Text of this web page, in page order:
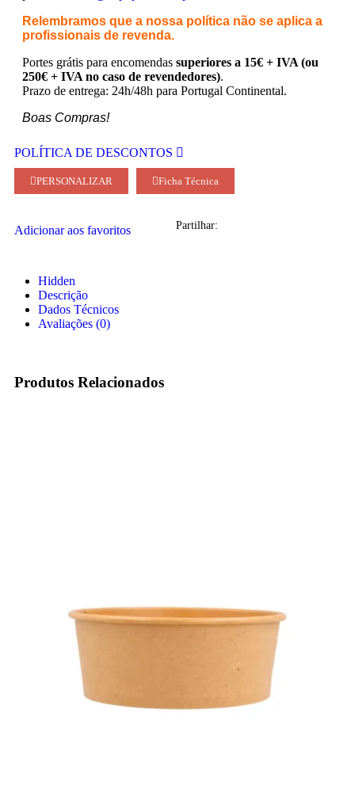
Relembramos que a nossa política não se aplica a
profissionais de revenda.
Portes grátis para encomendas superiores a 15€ + IVA (ou
250€ + IVA no caso de revendedores).
Prazo de entrega: 24h/48h para Portugal Continental.
Boas Compras!
POLÍTICA DE DESCONTOS
PERSONALIZAR Ficha Técnica
Adicionar aos favoritos Partilhar:
Hidden
Descrição
Dados Técnicos
Avaliações (0)
Produtos Relacionados